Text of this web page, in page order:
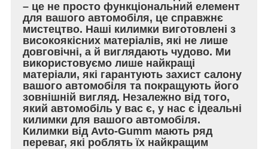
– це не просто функціональний елемент
для вашого автомобіля, це справжнє
мистецтво. Наші килимки виготовлені з
високоякісних матеріалів, які не лише
довговічні, а й виглядають чудово. Ми
використовуємо лише найкращі
матеріали, які гарантують захист салону
вашого автомобіля та покращують його
зовнішній вигляд. Незалежно від того,
який автомобіль у вас є, у нас є ідеальні
килимки для вашого автомобіля.
Килимки від Avto-Gumm мають ряд
переваг, які роблять їх найкращим